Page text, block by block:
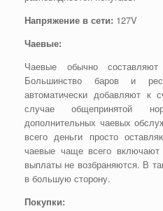
Напряжение в сети: 127V
Чаевые:
Чаевые обычно
Большинство баров и
автоматически добавляют
случае общепринятой
дополнительных чаевых
всего деньги просто
чаевые чаще всего
выплаты не возбраняются. В
в большую сторону.
Покупки: